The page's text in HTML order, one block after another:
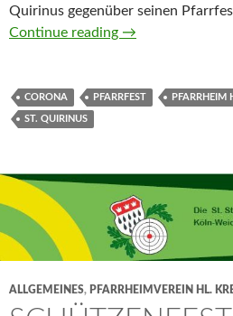
Quirinus gegenüber seinen
Continue reading Mehrere Feste
→
CORONA PFARRFEST PFARRHEIM
ST. QUIRINUS
ALLGEMEINES, PFARRHEIMVEREIN HL.